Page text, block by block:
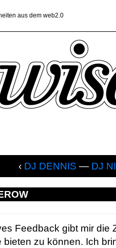
aus dem web2.0
‹ DJ DENNIS — DJ
Feedback gibt mir die
zu können. Ich